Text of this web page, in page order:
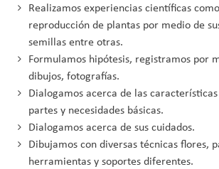
Realizamos experiencias científicas
reproducción de plantas por medio de
semillas entre otras.
Formulamos hipótesis, registramos por
dibujos, fotografías.
Dialogamos acerca de las
partes y necesidades básicas.
Dialogamos acerca de sus cuidados.
Dibujamos con diversas técnicas flores,
herramientas y soportes diferentes.